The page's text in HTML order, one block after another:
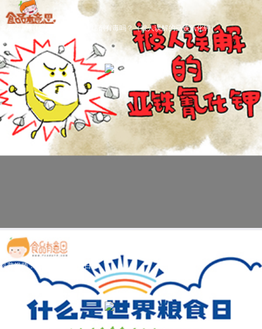
食品添加剂科普视频：食盐抗结剂有毒吗？（被人误解的亚铁氰化钾）
科普视频：什么是世界粮食日？